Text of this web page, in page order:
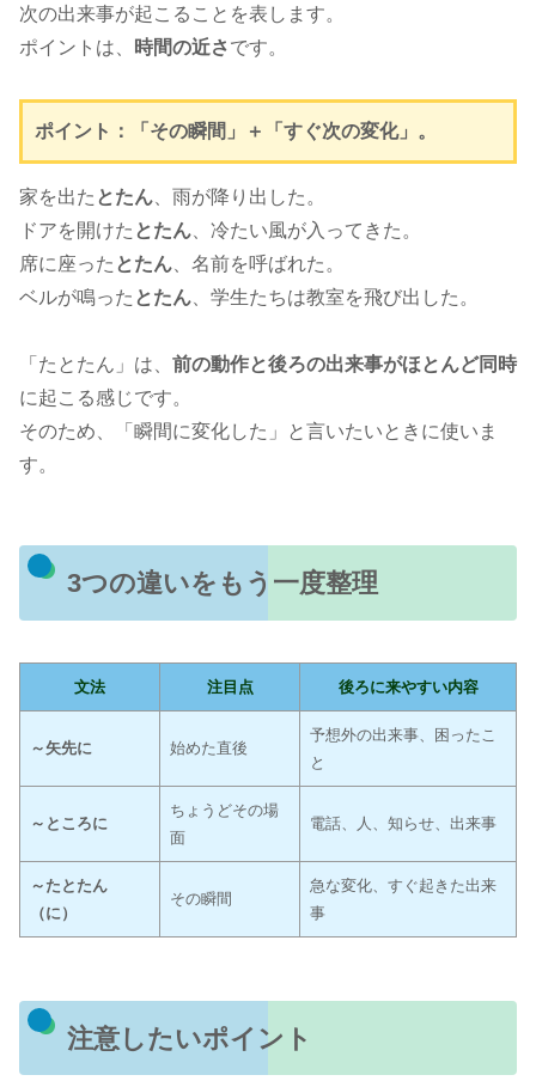
次の出来事が起こることを表します。
ポイントは、
時間の近さです。
ポイント：「その瞬間」＋「すぐ次の変化」。
家を出た とたん 、雨が降り出した。
ドアを開けた とたん 、冷たい風が入ってきた。
席に座った とたん 、名前を呼ばれた。
ベルが鳴った とたん 、学生たちは教室を飛び出した。
「たとたん」は、 前の動作と後ろの出来事がほとんど同時
に起こる感じです。
そのため、「瞬間に変化した」と言いたいときに使いま
す。
3つの違いをもう一度整理
文法 注目点 後ろに来やすい内容
～矢先に 始めた直後
予想外の出来事、困ったこ
と
～ところに
ちょうどその場
面
電話、人、知らせ、出来事
～たとたん
（に）
その瞬間
急な変化、すぐ起きた出来
事
注意したいポイント